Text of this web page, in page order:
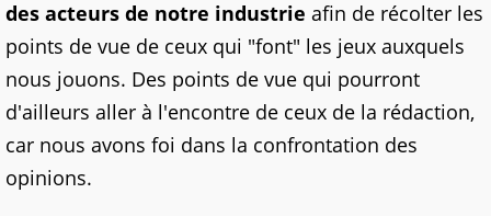
des acteurs de notre industrie afin de récolter les
points de vue de ceux qui "font" les jeux auxquels
nous jouons. Des points de vue qui pourront
d'ailleurs aller à l'encontre de ceux de la rédaction,
car nous avons foi dans la confrontation des
opinions.